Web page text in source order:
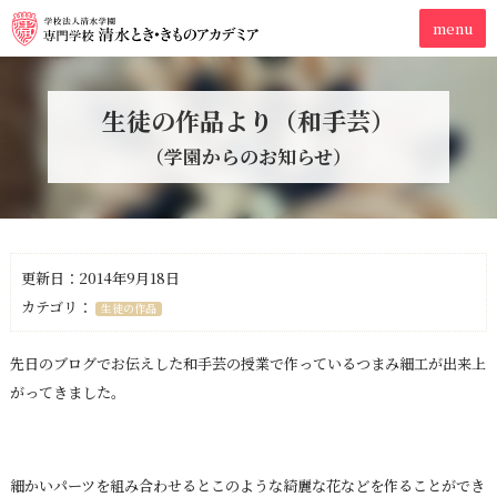
生徒の作品より（和手芸）
（学園からのお知らせ）
更新日：2014年9月18日
カテゴリ：
生徒の作品
先日のブログでお伝えした和手芸の授業で作っているつまみ細工が出来上
がってきました。
細かいパーツを組み合わせるとこのような綺麗な花などを作ることができ